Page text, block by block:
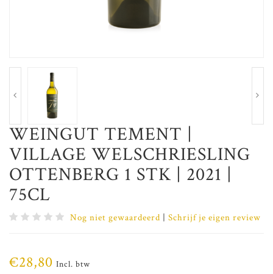
WEINGUT TEMENT |
VILLAGE WELSCHRIESLING
OTTENBERG 1 STK | 2021 |
75CL
Nog niet gewaardeerd | Schrijf je eigen review
€28,80 Incl. btw